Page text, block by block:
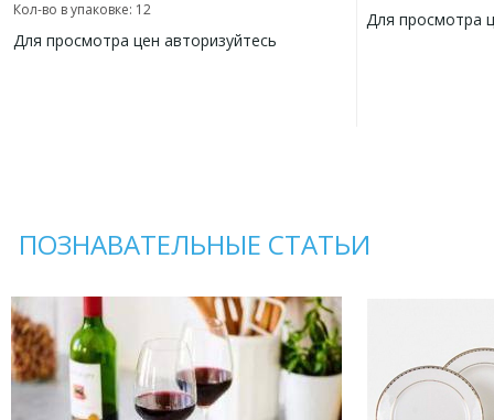
Кол-во в упаковке: 12
Для просмотра цен авторизуйтесь
Для просмотра
ПОЗНАВАТЕЛЬНЫЕ СТАТЬИ